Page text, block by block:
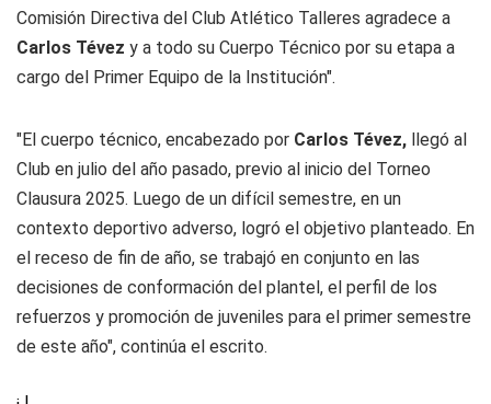
Comisión Directiva del Club Atlético Talleres agradece a
Carlos Tévez y a todo su Cuerpo Técnico por su etapa a
cargo del Primer Equipo de la Institución".
"El cuerpo técnico, encabezado por Carlos Tévez, llegó al
Club en julio del año pasado, previo al inicio del Torneo
Clausura 2025. Luego de un difícil semestre, en un
contexto deportivo adverso, logró el objetivo planteado. En
el receso de fin de año, se trabajó en conjunto en las
decisiones de conformación del plantel, el perfil de los
refuerzos y promoción de juveniles para el primer semestre
de este año", continúa el escrito.